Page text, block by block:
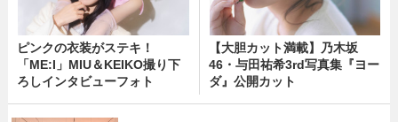
ピンクの衣装がステキ！
「ME:I」MIU＆KEIKO撮り下
ろしインタビューフォト
【大胆カット満載】乃木坂
46・与田祐希3rd写真集『ヨー
ダ』公開カット